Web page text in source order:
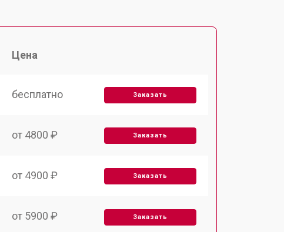
Цена
бесплатно Заказать
от 4800 ₽ Заказать
от 4900 ₽ Заказать
от 5900 ₽ Заказать